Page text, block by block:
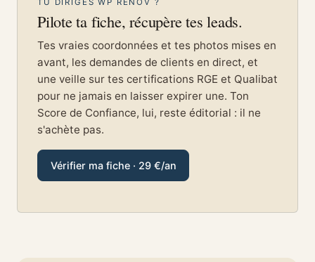
Pilote ta fiche, récupère tes leads.
Tes vraies coordonnées et tes photos mises en
avant, les demandes de clients en direct, et
une veille sur tes certifications RGE et Qualibat
pour ne jamais en laisser expirer une. Ton
Score de Confiance, lui, reste éditorial : il ne
s'achète pas.
Vérifier ma fiche · 29 €/an